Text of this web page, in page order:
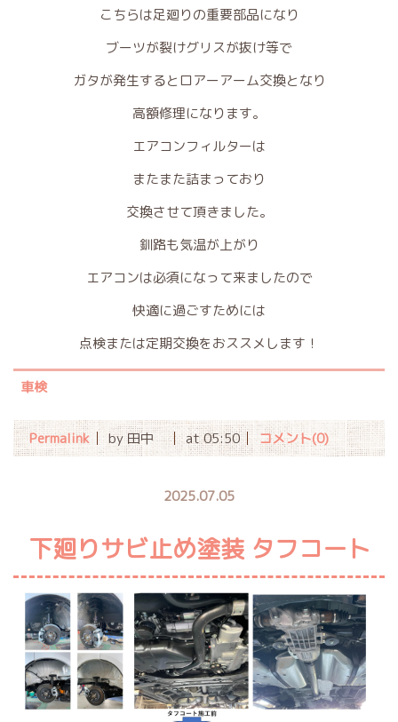
こちらは足廻りの重要部品になり
ブーツが裂けグリスが抜け等で
ガタが発生するとロアーアーム交換となり
高額修理になります。
エアコンフィルターは
またまた詰まっており
交換させて頂きました。
釧路も気温が上がり
エアコンは必須になって来ましたので
快適に過ごすためには
点検または定期交換をおススメします！
車検
Permalink by 田中 at 05:50 コメント(0)
2025.07.05
下廻りサビ止め塗装 タフコート